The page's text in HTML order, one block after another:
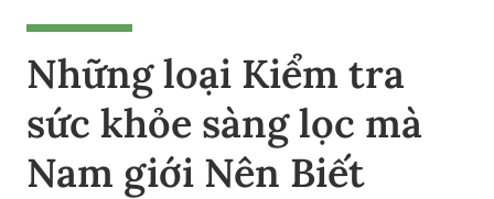
Những loại Kiểm tra
sức khỏe sàng lọc mà
Nam giới Nên Biết